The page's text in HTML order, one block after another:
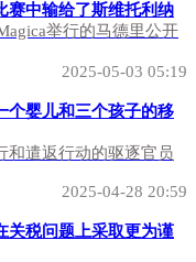
赛中输给了斯维托利纳
举行的马德里公开
2025-05-03 05:19
个婴儿和三个孩子的移
和遣返行动的驱逐官员
2025-04-28 20:59
关税问题上采取更为谨